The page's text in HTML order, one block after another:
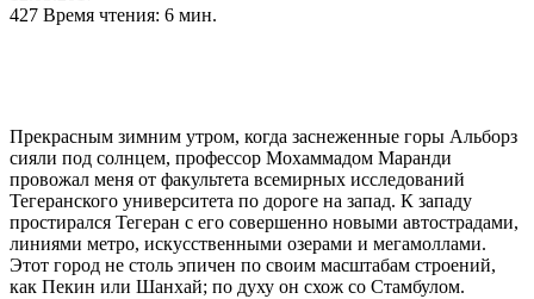
427 Время чтения: 6 мин.
Прекрасным зимним утром, когда заснеженные горы Альборз
сияли под солнцем, профессор Мохаммадом Маранди
провожал меня от факультета всемирных исследований
Тегеранского университета по дороге на запад. К западу
простирался Тегеран с его совершенно новыми автострадами,
линиями метро, искусственными озерами и мегамоллами.
Этот город не столь эпичен по своим масштабам строений,
как Пекин или Шанхай; по духу он схож со Стамбулом.